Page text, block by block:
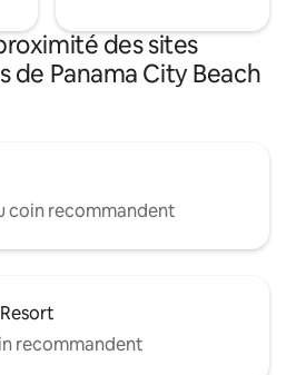
des sites
de Panama City Beach
coin recommandent
recommandent